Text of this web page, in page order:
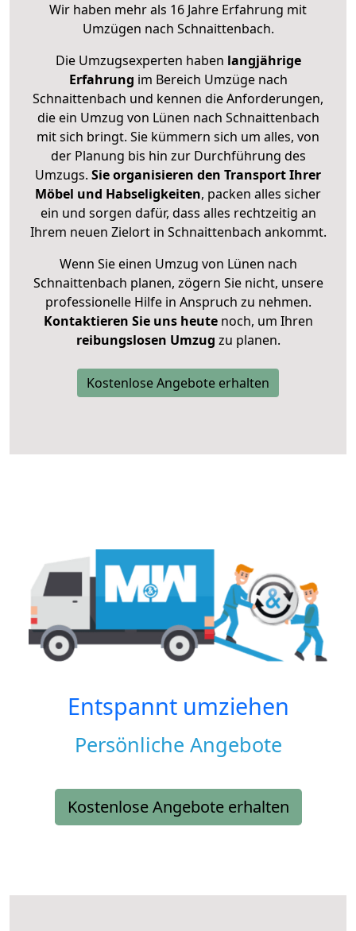
Wir haben mehr als 16 Jahre Erfahrung mit
Umzügen nach Schnaittenbach.
Die Umzugsexperten haben langjährige
Erfahrung im Bereich Umzüge nach
Schnaittenbach und kennen die Anforderungen,
die ein Umzug von Lünen nach Schnaittenbach
mit sich bringt. Sie kümmern sich um alles, von
der Planung bis hin zur Durchführung des
Umzugs. Sie organisieren den Transport Ihrer
Möbel und Habseligkeiten, packen alles sicher
ein und sorgen dafür, dass alles rechtzeitig an
Ihrem neuen Zielort in Schnaittenbach ankommt.
Wenn Sie einen Umzug von Lünen nach
Schnaittenbach planen, zögern Sie nicht, unsere
professionelle Hilfe in Anspruch zu nehmen.
Kontaktieren Sie uns heutenoch, um Ihren
reibungslosen Umzug zu planen.
Kostenlose Angebote erhalten
Entspannt umziehen
Persönliche Angebote
Kostenlose Angebote erhalten